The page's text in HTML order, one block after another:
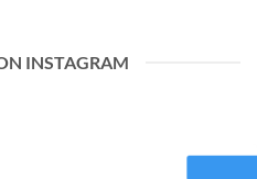
INSTAGRAM